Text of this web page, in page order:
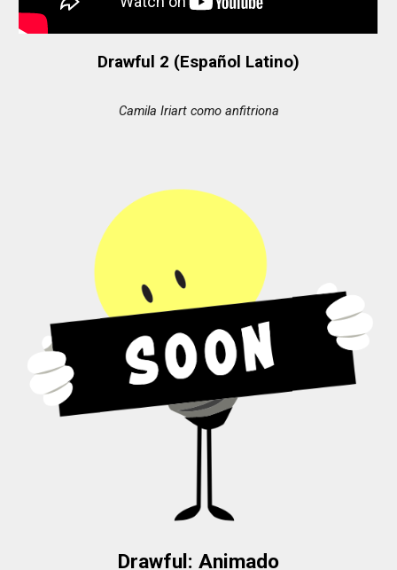
Drawful 2 (Español Latino)
Camila Iriart como anfitriona
Drawful : Animado